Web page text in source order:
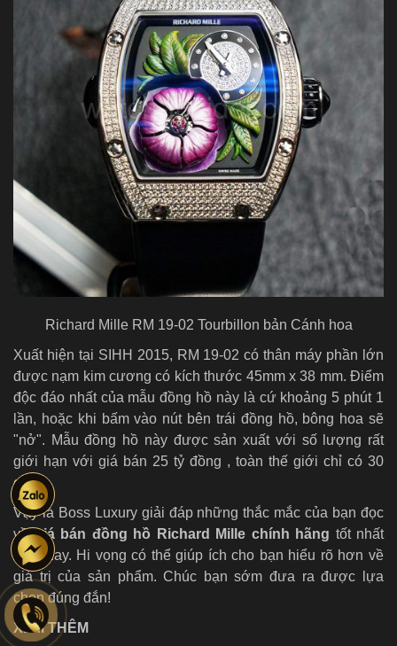
Richard Mille RM 19-02 Tourbillon bản Cánh hoa
Xuất hiện tại SIHH 2015, RM 19-02 có thân máy phần lớn
được nạm kim cương có kích thước 45mm x 38 mm. Điểm
độc đáo nhất của mẫu đồng hồ này là cứ khoảng 5 phút 1
lần, hoặc khi bấm vào nút bên trái đồng hồ, bông hoa sẽ
"nở". Mẫu đồng hồ này được sản xuất với số lượng rất
giới hạn với giá bán 25 tỷ đồng , toàn thế giới chỉ có 30
chiếc.
Vậy là Boss Luxury giải đáp những thắc mắc của bạn đọc
vềgiá bán đồng hồ Richard Mille chính hãng tốt nhất
hiện nay. Hi vọng có thể giúp ích cho bạn hiểu rõ hơn về
giá trị của sản phẩm. Chúc bạn sớm đưa ra được lựa
chọn đúng đắn!
XEM THÊM